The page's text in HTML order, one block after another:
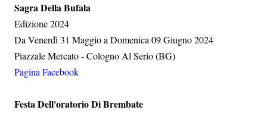
Sagra Della Bufala
Edizione 2024
Da Venerdì 31 Maggio a Domenica 09 Giugno 2024
Piazzale Mercato - Cologno Al Serio (BG)
Pagina Facebook
Festa Dell'oratorio Di Brembate